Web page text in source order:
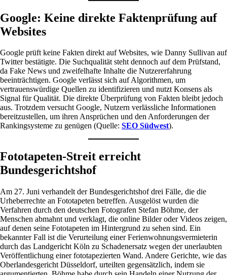
Google: Keine direkte Faktenprüfung auf
Websites
Google prüft keine Fakten direkt auf Websites, wie Danny Sullivan auf
Twitter bestätigte. Die Suchqualität steht dennoch auf dem Prüfstand,
da Fake News und zweifelhafte Inhalte die Nutzererfahrung
beeinträchtigen. Google verlässt sich auf Algorithmen, um
vertrauenswürdige Quellen zu identifizieren und nutzt Konsens als
Signal für Qualität. Die direkte Überprüfung von Fakten bleibt jedoch
aus. Trotzdem versucht Google, Nutzern verlässliche Informationen
bereitzustellen, um ihren Ansprüchen und den Anforderungen der
Rankingsysteme zu genügen (Quelle: SEO Südwest).
Fototapeten-Streit erreicht
Bundesgerichtshof
Am 27. Juni verhandelt der Bundesgerichtshof drei Fälle, die die
Urheberrechte an Fototapeten betreffen. Ausgelöst wurden die
Verfahren durch den deutschen Fotografen Stefan Böhme, der
Menschen abmahnt und verklagt, die online Bilder oder Videos zeigen,
auf denen seine Fototapeten im Hintergrund zu sehen sind. Ein
bekannter Fall ist die Verurteilung einer Ferienwohnungsvermieterin
durch das Landgericht Köln zu Schadenersatz wegen der unerlaubten
Veröffentlichung einer fototapezierten Wand. Andere Gerichte, wie das
Oberlandesgericht Düsseldorf, urteilten gegensätzlich, indem sie